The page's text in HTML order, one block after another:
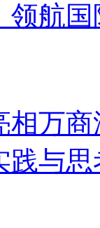
，领
万商
践与思